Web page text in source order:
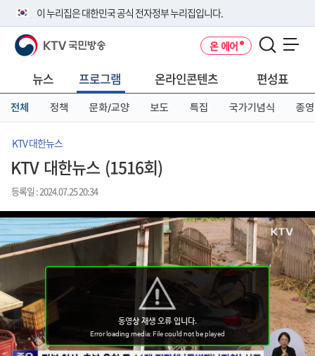
이 누리집은 대한민국 공식 전자정부 누리집입니다.
공식 누리집 주소 확인하기
니다.
이밖에 or.kr 또는 .kr등 다른 도메인 주소를 사용하고 있다면 아래 URL에
서 도메인 주소를 확인해 보세요
KTV 국민방송 온 에어
뉴스 프로그램 온라인콘텐츠 편성표
전체 정책 문화/교양 보도 특집 국가기념식 종영
KTV 대한뉴스
KTV 대한뉴스 (1516회)
등록일 : 2024.07.25 20:34